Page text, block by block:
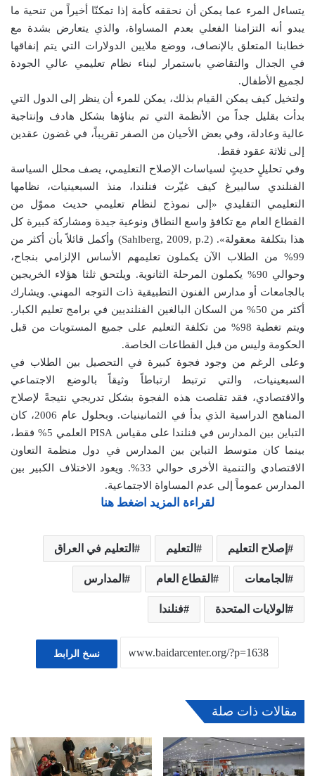
يتساءل المرء عما يمكن أن نحققه كأمة إذا تمكنّا أخيراً من تنحية ما
يبدو أنه التزامنا الفعلي بعدم المساواة، والذي يتعارض بشدة مع
خطابنا المتعلق بالإنصاف، ووضع ملايين الدولارات التي يتم إنفاقها
في الجدال والتقاضي باستمرار لبناء نظام تعليمي عالي الجودة
لجميع الأطفال.
ولتخيل كيف يمكن القيام بذلك، يمكن للمرء أن ينظر إلى الدول التي
بدأت بقليل جداً من الأنظمة التي تم بناؤها بشكل هادف وإنتاجية
عالية وعادلة، وفي بعض الأحيان من الصفر تقريباً، في غضون عقدين
إلى ثلاثة عقود فقط.
وفي تحليلٍ حديثٍ لسياسات الإصلاح التعليمي، يصف محلل السياسة
الفنلندي سالبيرغ كيف غيّرت فنلندا، منذ السبعينيات، نظامها
التعليمي التقليدي «إلى نموذج لنظام تعليمي حديث مموّل من
القطاع العام مع تكافؤ واسع النطاق ونوعية جيدة ومشاركة كبيرة كل
هذا بتكلفة معقولة». (Sahlberg, 2009, p.2) وأكمل قائلاً بأن أكثر من
99% من الطلاب الآن يكملون تعليمهم الأساس الإلزامي بنجاح،
وحوالي 90% يكملون المرحلة الثانوية. ويلتحق ثلثا هؤلاء الخريجين
بالجامعات أو مدارس الفنون التطبيقية ذات التوجه المهني. ويشارك
أكثر من 50% من السكان البالغين الفنلنديين في برامج تعليم الكبار.
ويتم تغطية 98% من تكلفة التعليم على جميع المستويات من قبل
الحكومة وليس من قبل القطاعات الخاصة.
وعلى الرغم من وجود فجوة كبيرة في التحصيل بين الطلاب في
السبعينيات، والتي ترتبط ارتباطاً وثيقاً بالوضع الاجتماعي
والاقتصادي، فقد تقلصت هذه الفجوة بشكل تدريجي نتيجةً لإصلاح
المناهج الدراسية الذي بدأ في الثمانينيات. وبحلول عام 2006، كان
التباين بين المدارس في فنلندا على مقياس PISA العلمي 5% فقط،
بينما كان متوسط التباين بين المدارس في دول منظمة التعاون
الاقتصادي والتنمية الأخرى حوالي 33%. ويعود الاختلاف الكبير بين
المدارس عموماً إلى عدم المساواة الاجتماعية.
لقراءة المزيد اضغط هنا
إصلاح التعليم التعليم التعليم في العراق
الجامعات القطاع العام المدارس
الولايات المتحدة فنلندا
نسخ الرابط
مقالات ذات صلة